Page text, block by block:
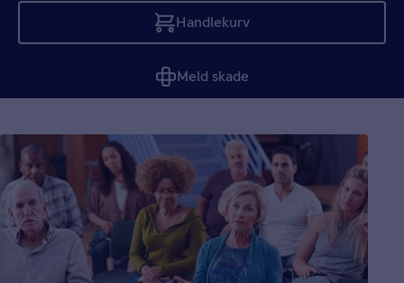
Handlekurv
Tom
Meld skade